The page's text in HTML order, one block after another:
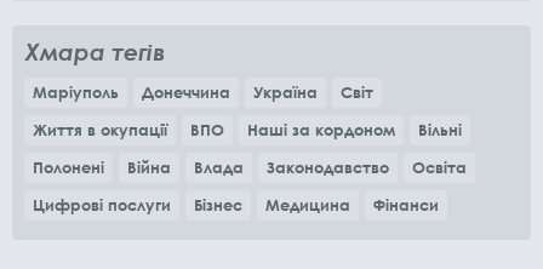
Хмара тегів
Маріуполь Донеччина Україна
Світ
Життя в окупації
ВПО Наші за кордоном
Вільні
Полонені
Війна Влада Законодавство
Освіта
Цифрові послуги
Бізнес Медицина Фінанси